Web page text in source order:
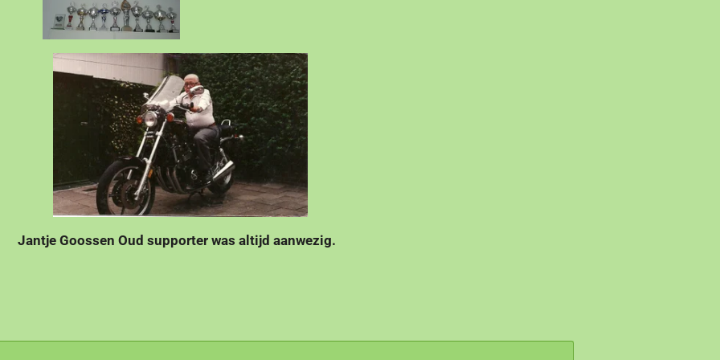
supporter was altijd aanwezig.